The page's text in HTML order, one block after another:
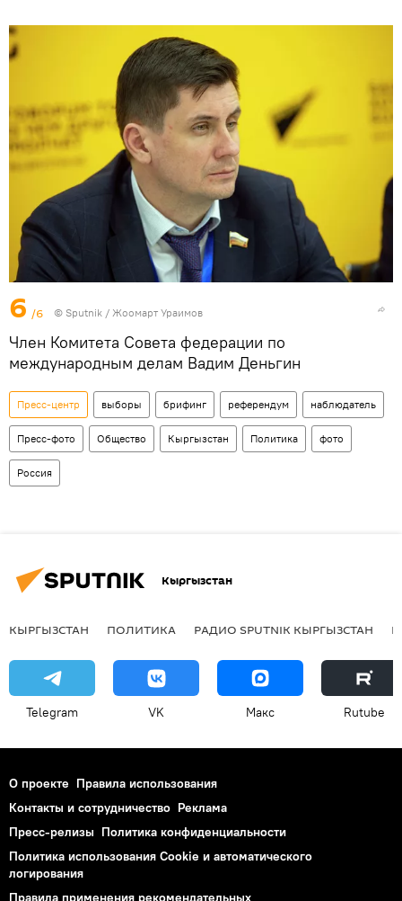
6 /6 © Sputnik / Жоомарт Ураимов
Член Комитета Совета федерации по
международным делам Вадим Деньгин
Пресс-центр выборы брифинг референдум наблюдатель
Пресс-фото Общество Кыргызстан Политика фото
Россия
Кыргызстан
КЫРГЫЗСТАН ПОЛИТИКА РАДИО SPUTNIK КЫРГЫЗСТАН
Telegram VK Макс Rutube
О проекте Правила использования
Контакты и сотрудничество Реклама
Пресс-релизы Политика конфиденциальности
Политика использования Cookie и автоматического
логирования
Правила применения рекомендательных